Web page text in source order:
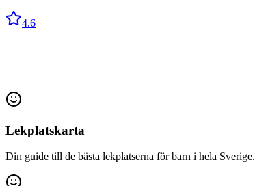
4.6
Lekplatskarta
Din guide till de bästa lekplatserna för barn i hela Sverige.